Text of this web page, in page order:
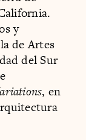
y
de Artes
del Sur
, en